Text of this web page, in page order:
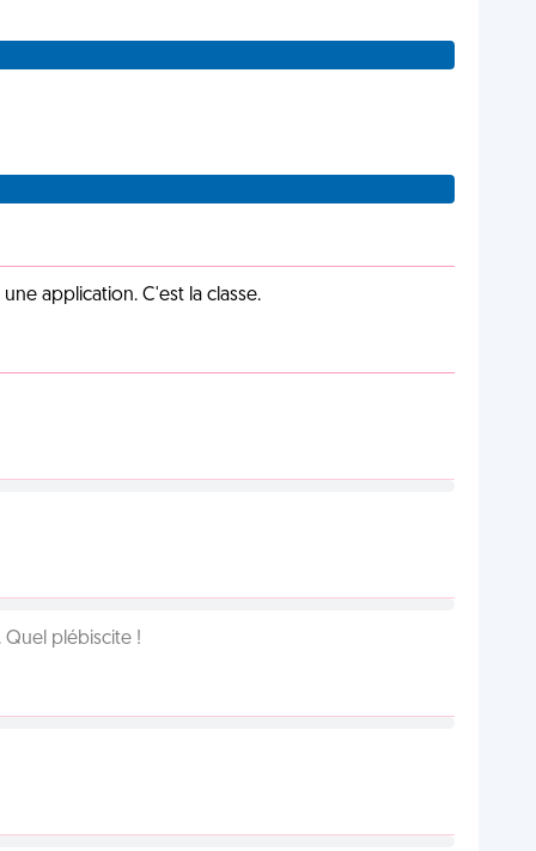
application. C'est la classe.
Quel plébiscite !